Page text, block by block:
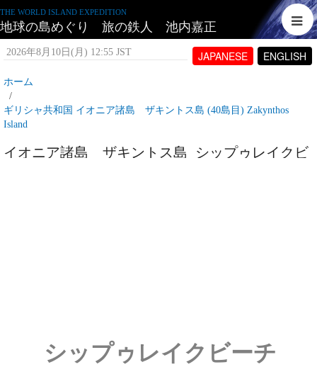
THE WORLD ISLAND EXPEDITION
地球の島めぐり 旅の鉄人 池内嘉正
JAPANESE ENGLISH
2026年8月10日(月) 12:55 JST
ホーム
ギリシャ共和国 イオニア諸島 ザキントス島 (40島目) Zakynthos
Island
イオニア諸島 ザキントス島_シップゥレイクビ
シップゥレイクビーチ